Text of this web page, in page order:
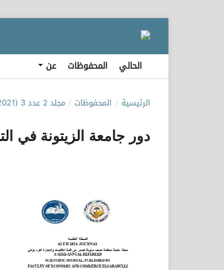
الحالي المحفوظات عن
الرئيسية / المحفوظات / مجلد 2 عدد 3 (2021)
دور جامعة الزيتونة في